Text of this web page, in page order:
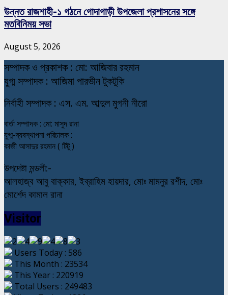
উন্নত রাজশাহী-১ গঠনে গোদাগাড়ী উপজেলা প্রশাসনের সঙ্গে
মতবিনিময় সভা
August 5, 2026
সম্পাদক ও প্রকাশক : মো: আজিবার রহমান
যুগ্ম সম্পাদক : আজিমা পারভীন টুকটুকি
নির্বাহী সম্পাদক : এস. এম. আব্দুল মুগনী নীরো
বার্তা সম্পাদক : মো: মাসুদ রানা
যুগ্ম-ব্যবস্থাপনা পরিচালক :
কাজী আসাদুর রহমান ( টিটু )
উপদেষ্টা মন্ডলী:-
আলহাজ্ব আবু বাক্কার, ইব্রাহিম হায়দার, মোঃ মামনুর রশীদ, মোঃ
মোর্শেদ কামাল রানা
Visitor
Users Today : 586
This Month : 23534
This Year : 220919
Total Users : 249483